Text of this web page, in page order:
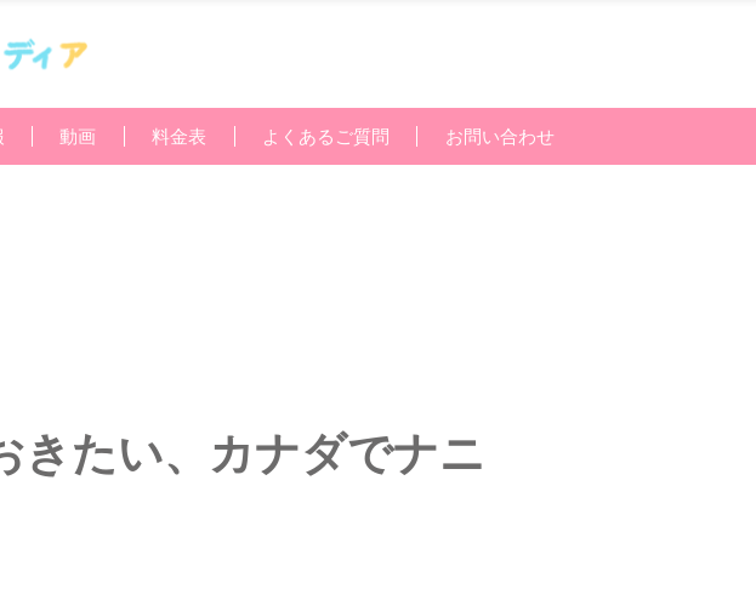
動画 料金表 よくあるご質問 お問い合わせ
きたい、カナダでナニ